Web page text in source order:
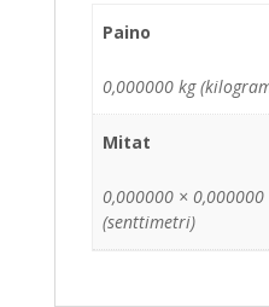
Paino
0,000000 kg
Mitat
0,000000 ×
(senttimetri)